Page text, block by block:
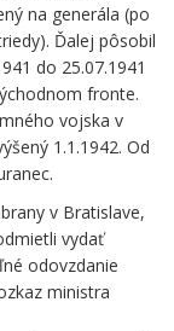
na generála (po
Ďalej pôsobil
do 25.07.1941
fronte.
vojska v
1.1.1942. Od
v Bratislave,
vydať
odovzdanie
ministra